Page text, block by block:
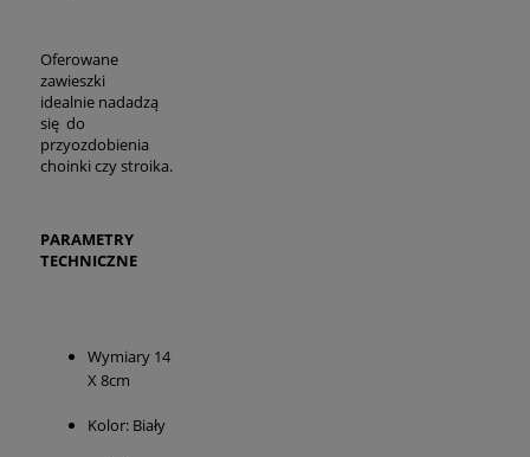
Oferowane
zawieszki
idealnie nadadzą
się do
przyozdobienia
choinki czy stroika.
PARAMETRY
TECHNICZNE
Wymiary 14
X 8cm
Kolor: Biały